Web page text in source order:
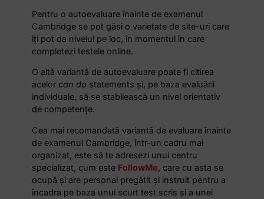
Pentru o autoevaluareînainte de examenul
Cambridge se pot găsi o varietate de site-uri care
îți pot da nivelul pe loc, în momentul în care
completezi testele online.
O altă variantă de autoevaluare poate fi citirea
acelor can do statements și, pe baza evaluării
individuale, să se stabilească un nivel orientativ
de competențe.
Cea mai recomandată variantă de evaluare înainte
de examenul Cambridge, într-un cadru mai
organizat, este să te adresezi unui centru
specializat, cum este FollowMe, care cu asta se
ocupă și are personal pregătit și instruit pentru a
încadra pe baza unui scurt test scris și a unei